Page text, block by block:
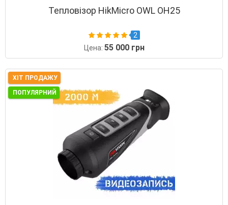
Тепловізор HikMicro OWL OH25
2
Цена: 55 000 грн
ХІТ ПРОДАЖУ
ПОПУЛЯРНИЙ